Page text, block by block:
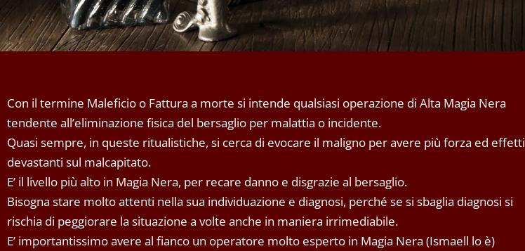
Con il termine Maleficio o Fattura a morte si intende qualsiasi operazione di Alta Magia Nera
tendente all’eliminazione fisica del bersaglio per malattia o incidente.
Quasi sempre, in queste ritualistiche, si cerca di evocare il maligno per avere più forza ed effetti
devastanti sul malcapitato.
E’ il livello più alto in Magia Nera, per recare danno e disgrazie al bersaglio.
Bisogna stare molto attenti nella sua individuazione e diagnosi, perché se si sbaglia diagnosi si
rischia di peggiorare la situazione a volte anche in maniera irrimediabile.
E’ importantissimo avere al fianco un operatore molto esperto in Magia Nera (Ismaell lo è)